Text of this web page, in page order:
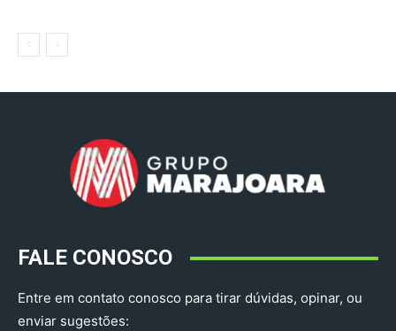
FALE CONOSCO
Entre em contato conosco para tirar dúvidas, opinar, ou
enviar sugestões: